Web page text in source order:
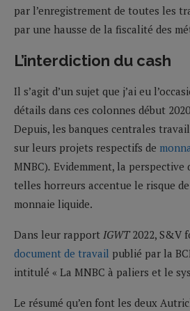
par l’enregistrement de toutes les
par une hausse de la fiscalité des
L’interdiction du cash
Il s’agit d’un sujet que j’ai eu
détails dans ces colonnes début
Depuis, les banques centrales
sur leurs projets respectifs de
MNBC). Evidemment, la perspective
telles horreurs accentue le risque
monnaie liquide.
Dans leur rapport IGWT2022, S&V
document de travail publié par la
intitulé « La MNBC à paliers et le
Le résumé qu’en font les deux